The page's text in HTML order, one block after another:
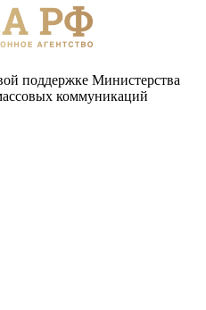
поддержке Министерства
коммуникаций